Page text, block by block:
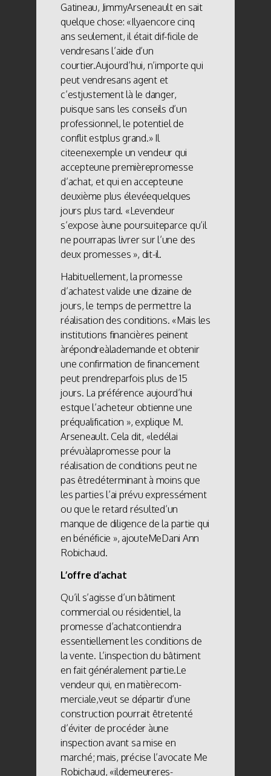
Gatineau, JimmyArseneault en sait
quelque chose: «Ilyaencore cinq
ans seulement, il était dif-ficile de
vendresans l’aide d’un
courtier.Aujourd’hui, n’importe qui
peut vendresans agent et
c’estjustement là le danger,
puisque sans les conseils d’un
professionnel, le potentiel de
conflit estplus grand.» Il
citeenexemple un vendeur qui
accepteune premièrepromesse
d’achat, et qui en accepteune
deuxième plus élevéequelques
jours plus tard. «Levendeur
s’expose àune poursuiteparce qu’il
ne pourrapas livrer sur l’une des
deux promesses », dit-il.
Habituellement, la promesse
d’achatest valide une dizaine de
jours, le temps de permettre la
réalisation des conditions. «Mais les
institutions financières peinent
àrépondreàlademande et obtenir
une confirmation de financement
peut prendreparfois plus de 15
jours. La préférence aujourd’hui
estque l’acheteur obtienne une
préqualification », explique M.
Arseneault. Cela dit, «ledélai
prévuàlapromesse pour la
réalisation de conditions peut ne
pas êtredéterminant à moins que
les parties l’ai prévu expressément
ou que le retard résulted’un
manque de diligence de la partie qui
en bénéficie », ajouteMeDani Ann
Robichaud.
L’offre d’achat
Qu’il s’agisse d’un bâtiment
commercial ou résidentiel, la
promesse d’achatcontiendra
essentiellement les conditions de
la vente. L’inspection du bâtiment
en fait généralement partie.Le
vendeur qui, en matièrecom-
merciale,veut se départir d’une
construction pourrait êtretenté
d’éviter de procéder àune
inspection avant sa mise en
marché; mais, précise l’avocate Me
Robichaud, «ildemeureres-